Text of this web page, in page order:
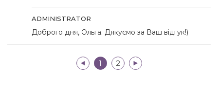
ADMINISTRATOR
Доброго дня, Ольга. Дякуємо за Ваш відгук!)
|< 1 2 >|